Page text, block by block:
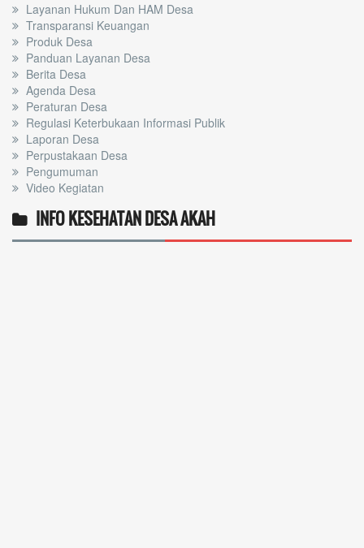
Layanan Hukum Dan HAM Desa
Transparansi Keuangan
Produk Desa
Panduan Layanan Desa
Berita Desa
Agenda Desa
Peraturan Desa
Regulasi Keterbukaan Informasi Publik
Laporan Desa
Perpustakaan Desa
Pengumuman
Video Kegiatan
INFO KESEHATAN DESA AKAH